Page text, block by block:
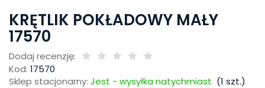
KRĘTLIK POKŁADOWY MAŁY
17570
Dodaj recenzję:
Kod: 17570
Sklep stacjonarny: Jest - wysyłka natychmiast (1 szt.)